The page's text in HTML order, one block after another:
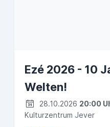
Ezé 2026 - 10
Welten!
28.10.2026 20:00
Kulturzentrum Jever